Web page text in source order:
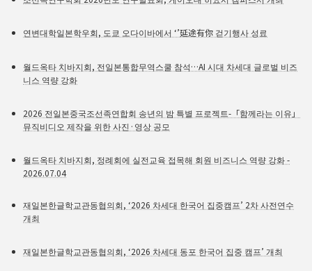
연변대학일본학우회, 도쿄 오다이바에서 ‘’延途有你 걷기행사 성료
월드옥타 치바지회, 전일본통합무역스쿨 참석…AI 시대 차세대 글로벌 비즈
니스 역량 강화
2026 전일본중국조선족연합회 송년의 밤 특별 프로젝트-「함께라는 이유」
뮤직비디오 제작을 위한 사진·영상 공모
월드옥타 치바지회, 정례회에 실전교육 접목해 회원 비즈니스 역량 강화 -
2026.07.04
재일본한글학교관동협의회, ‘2026 차세대 한국어 집중캠프’ 2차 사전연수
개최
재일본한글학교관동협의회, ‘2026 차세대 동포 한국어 집중 캠프’ 개최